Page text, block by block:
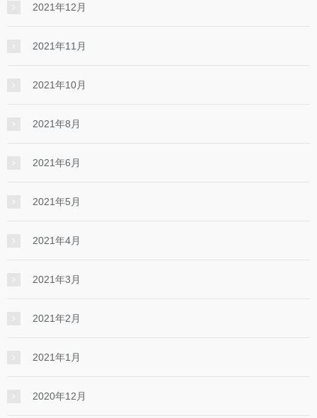
2021年12月
2021年11月
2021年10月
2021年8月
2021年6月
2021年5月
2021年4月
2021年3月
2021年2月
2021年1月
2020年12月